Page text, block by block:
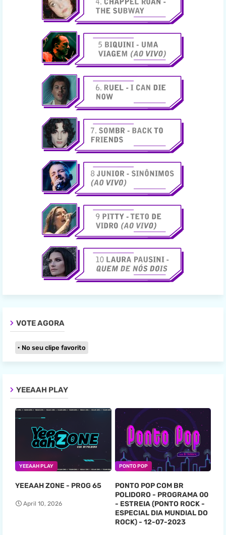
VOTE AGORA
No seu clipe favorito
YEEAAH PLAY
YEEAAH PLAY
YEEAAH ZONE - PROG 65
April 10, 2026
PONTO POP
PONTO POP COM BR
POLIDORO - PROGRAMA 00
- ESTREIA (PONTO ROCK -
ESPECIAL DIA MUNDIAL DO
ROCK) - 12-07-2023